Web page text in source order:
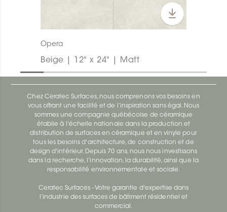
Opera
Beige | 12" x 24" | Matt
Chez Ceratec Surfaces, nous comprenons vos besoins en
vous offrant une facilité et de l’inspiration sans égal. Nous
sommes une compagnie québécoise de céramique
établie à l'échelle nationale dans la production et
distribution de surfaces en céramique et en vinyle pour
tous les besoins d'architecture, de construction et de
design d'intérieur. Depuis 70 ans, nous nous investissons
dans la recherche, l’innovation, la durabilité, ainsi que la
responsabilité environnementale et sociale.
Ceratec Surfaces - Votre garantie d'expertise dans
l’industrie des surfaces de bâtiment résidentiel et
commercial.